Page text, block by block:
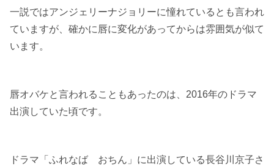
一説ではアンジェリーナジョリーに憧れているとも言われ
ていますが、確かに唇に変化があってからは雰囲気が似て
います。
唇オバケと言われることもあったのは、2016年のドラマ
出演していた頃です。
ドラマ「ふれなば おちん」に出演している長谷川京子さ